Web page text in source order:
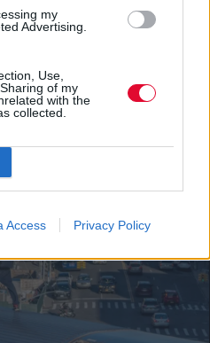
my
Advertising.
Use,
of my
with the
collected.
Access Privacy Policy
ή στόχος;
στον στόχο;